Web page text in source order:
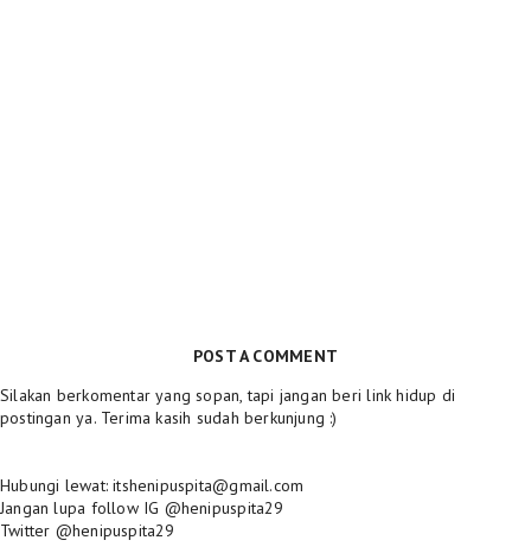
POST A COMMENT
Silakan berkomentar yang sopan, tapi jangan beri link hidup di
postingan ya. Terima kasih sudah berkunjung :)
Hubungi lewat: itshenipuspita@gmail.com
Jangan lupa follow IG @henipuspita29
Twitter @henipuspita29